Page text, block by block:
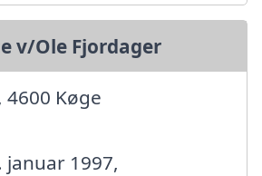
v/Ole Fjordager
Køge
1997,